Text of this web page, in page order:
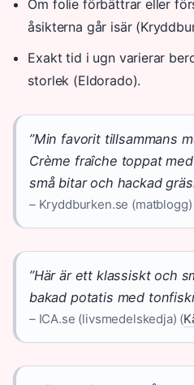
Om folie förbättrar eller
åsikterna går isär
Exakt tid i ugn varierar
storlek (Eldorado).
”Min favorit tillsammans
Crème fraîche toppat
små bitar och hackad
– Kryddburken.se (matblogg)
”Här är ett klassiskt och
bakad potatis med
– ICA.se (livsmedelskedja) (